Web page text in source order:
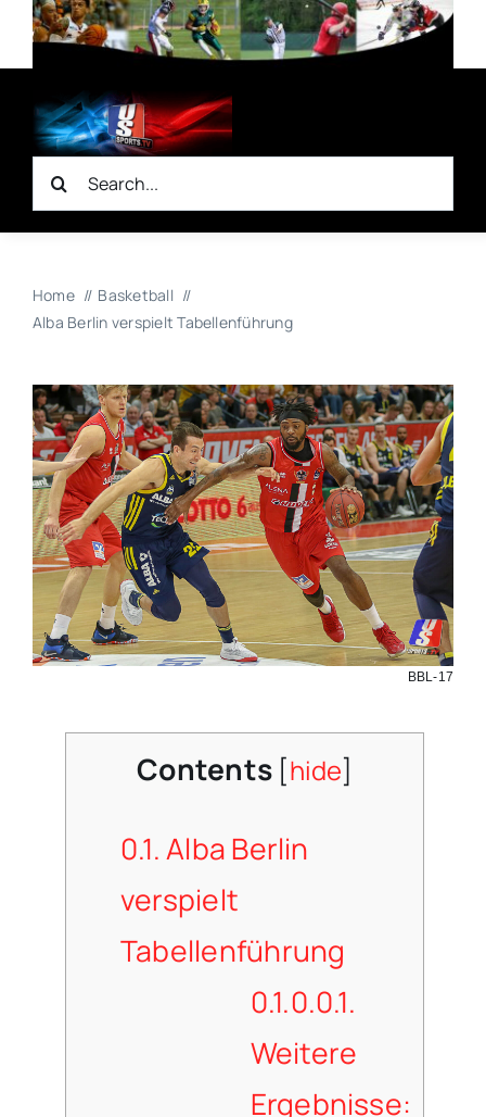
Zum
Inhalt
springen
Suche
nach:
Home
Basketball
Alba Berlin verspielt Tabellenführung
BBL-17
Contents [hide]
0.1.Alba Berlin
verspielt
Tabellenführung
0.1.0.0.1.
Weitere
Ergebnisse: